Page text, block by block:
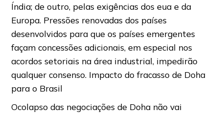
Índia; de outro, pelas exigências dos eua e da
Europa. Pressões renovadas dos países
desenvolvidos para que os países emergentes
façam concessões adicionais, em especial nos
acordos setoriais na área industrial, impedirão
qualquer consenso. Impacto do fracasso de Doha
para o Brasil
Ocolapso das negociações de Doha não vai